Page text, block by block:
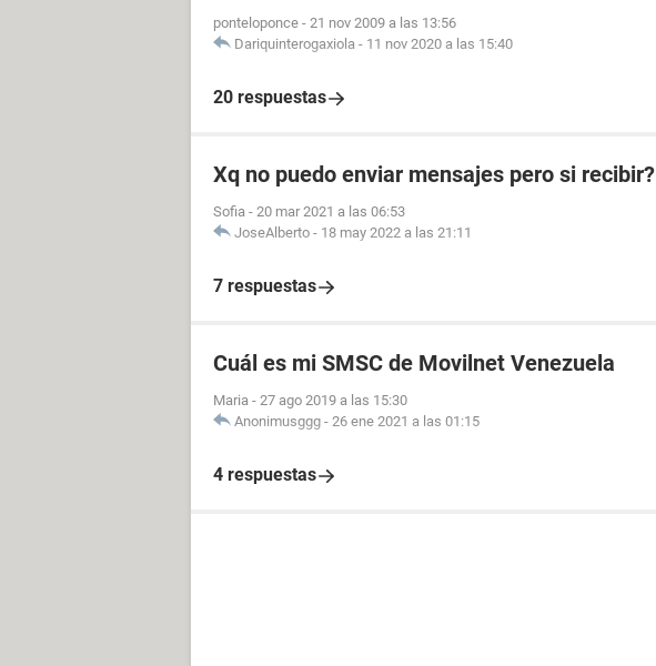
ponteloponce - 21 nov 2009 a las 13:56
Dariquinterogaxiola - 11 nov 2020 a las 15:40
20 respuestas
Xq no puedo enviar mensajes pero si recibir?
Sofia - 20 mar 2021 a las 06:53
JoseAlberto - 18 may 2022 a las 21:11
7 respuestas
Cuál es mi SMSC de Movilnet Venezuela
Maria - 27 ago 2019 a las 15:30
Anonimusggg - 26 ene 2021 a las 01:15
4 respuestas